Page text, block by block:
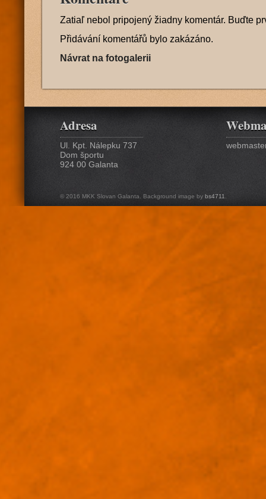
Zatiaľ nebol pripojený žiadny komentár. Buďte
Přidávání komentářů bylo zakázáno.
Návrat na fotogalerii
Adresa
Ul. Kpt. Nálepku 737
Dom športu
924 00 Galanta
© 2016 MKK Slovan Galanta. Background image by bs4711